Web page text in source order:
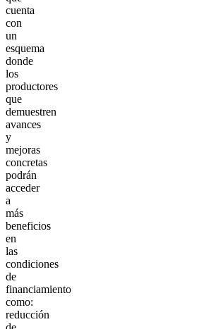
cuenta
con
un
esquema
donde
los
productores
que
demuestren
avances
y
mejoras
concretas
podrán
acceder
a
más
beneficios
en
las
condiciones
de
financiamiento
como:
reducción